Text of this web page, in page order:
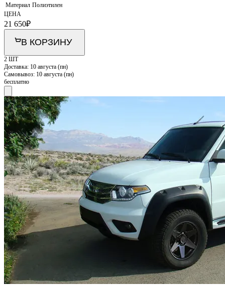
Материал Полиэтилен
ЦЕНА
21 650₽
В КОРЗИНУ
2 ШТ
Доставка: 10 августа (пн)
Самовывоз: 10 августа (пн)
бесплатно